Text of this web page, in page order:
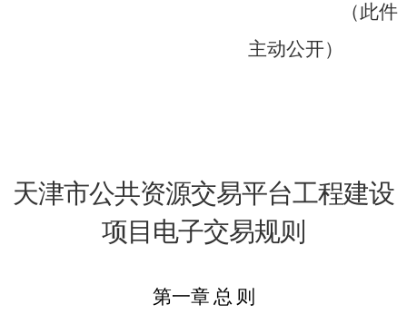
（此件
主动公开）
天津市公共资源交易平台工程建设
项目电子交易规则
第一章总 则